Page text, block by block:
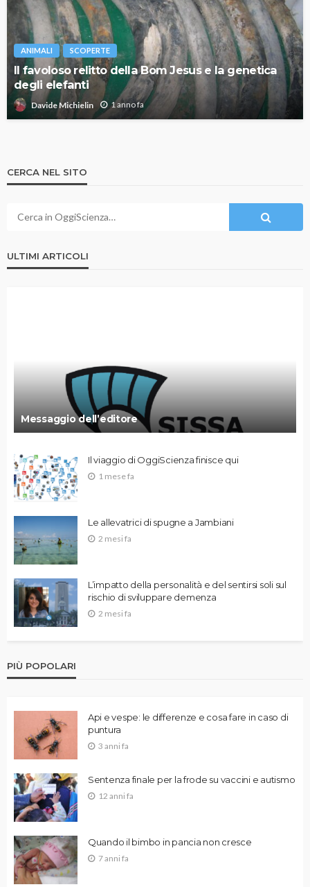
ANIMALI SCOPERTE
Il favoloso relitto della Bom Jesus e la genetica
degli elefanti
Davide Michielin 1 anno fa
CERCA NEL SITO
ULTIMI ARTICOLI
Messaggio dell’editore
Il viaggio di OggiScienza finisce qui
1 mese fa
Le allevatrici di spugne a Jambiani
2 mesi fa
L’impatto della personalità e del sentirsi soli sul
rischio di sviluppare demenza
2 mesi fa
PIÙ POPOLARI
Api e vespe: le differenze e cosa fare in caso di
puntura
3 anni fa
Sentenza finale per la frode su vaccini e autismo
12 anni fa
Quando il bimbo in pancia non cresce
7 anni fa